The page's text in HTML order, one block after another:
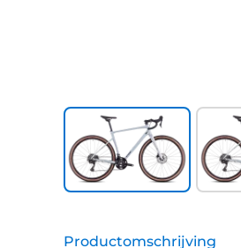
Productomschrijving